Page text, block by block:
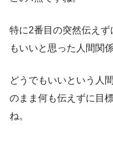
特に2番目の突然伝え
もいいと思った人間関
どうでもいいという人
のまま何も伝えずに目
ね。